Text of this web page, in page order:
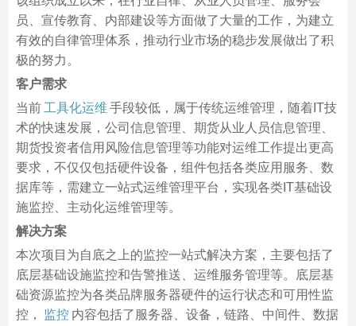
员、宣传教育、内部建设等方面做了大量的工作，为建立
有效的自律管理体系，推动行业市场的稳步发展做出了积
极的努力。
客户需求
当前 工具化运维 手段较低，属于传统运维管理，随着IT技
术的快速发展，公司信息管理、期货从业人员信息管理、
期货投资者信用风险信息管理等功能对运维工作提出更高
要求，不仅仅包括硬件设备，组件包括各类应用服务、数
据库等，需建立一站式运维管理平台，实现各类IT基础设
施监控、主动化运维管理等。
解决方案
本次项目为自底之上的监控一站式解决方案，主要包括了
底层基础设施监控和告警推送、运维服务管理等。底层基
础资源监控为各类品牌服务器硬件的运行状态和可用性监
控，
监控 内容包括了服务器、设备，链路、中间件、数据